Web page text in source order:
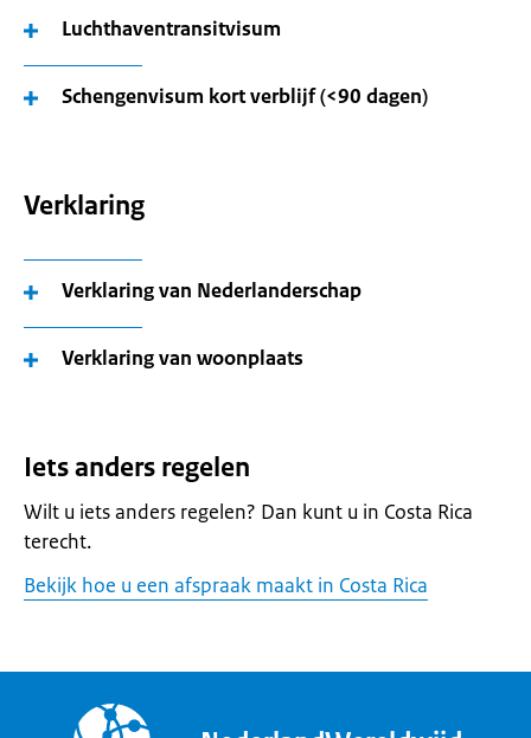
Luchthaventransitvisum
Schengenvisum kort verblijf (<90 dagen)
Verklaring
Verklaring van Nederlanderschap
Verklaring van woonplaats
Iets anders regelen
Wilt u iets anders regelen? Dan kunt u in Costa Rica
terecht.
Bekijk hoe u een afspraak maakt in Costa Rica